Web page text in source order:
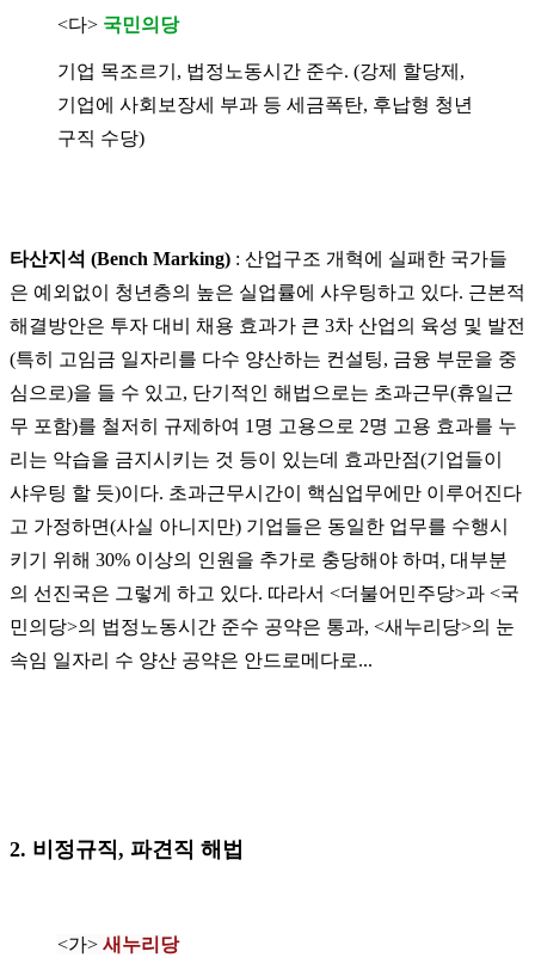
<다> 국민의당
기업 목조르기, 법정노동시간 준수. (강제 할당제,
기업에 사회보장세 부과 등 세금폭탄, 후납형 청년
구직 수당)
타산지석 (Bench Marking) : 산업구조 개혁에 실패한 국가들
은 예외없이 청년층의 높은 실업률에 샤우팅하고 있다. 근본적
해결방안은 투자 대비 채용 효과가 큰 3차 산업의 육성 및 발전
(특히 고임금 일자리를 다수 양산하는 컨설팅, 금융 부문을 중
심으로)을 들 수 있고, 단기적인 해법으로는 초과근무(휴일근
무 포함)를 철저히 규제하여 1명 고용으로 2명 고용 효과를 누
리는 악습을 금지시키는 것 등이 있는데 효과만점(기업들이
샤우팅 할 듯)이다. 초과근무시간이 핵심업무에만 이루어진다
고 가정하면(사실 아니지만) 기업들은 동일한 업무를 수행시
키기 위해 30% 이상의 인원을 추가로 충당해야 하며, 대부분
의 선진국은 그렇게 하고 있다. 따라서 <더불어민주당>과 <국
민의당>의 법정노동시간 준수 공약은 통과, <새누리당>의 눈
속임 일자리 수 양산 공약은 안드로메다로...
2. 비정규직, 파견직 해법
<가> 새누리당